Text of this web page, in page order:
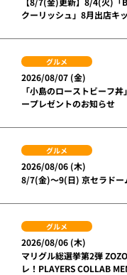
クーリッシュ」8月出店キ
グルメ
2026/08/07 (金)
「小島のローストビーフ
ープレゼントのお知らせ
グルメ
2026/08/06 (木)
8/7(金)～9(日) 京セラドー
グルメ
2026/08/06 (木)
マリグル総選挙第2弾
レ！PLAYERS COLLAB